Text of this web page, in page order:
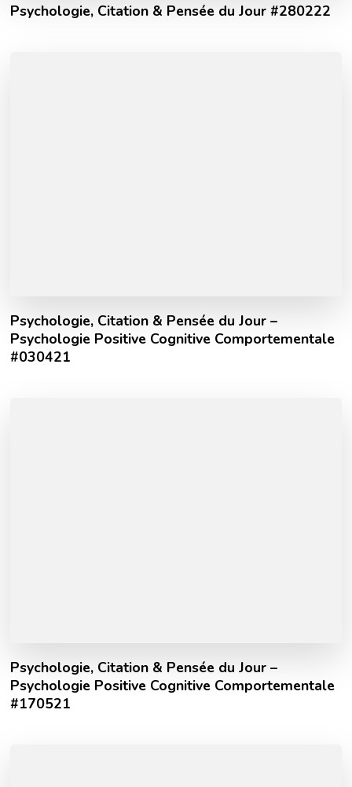
Psychologie, Citation & Pensée du Jour #280222
Psychologie, Citation & Pensée du Jour –
Psychologie Positive Cognitive Comportementale
#030421
Psychologie, Citation & Pensée du Jour –
Psychologie Positive Cognitive Comportementale
#170521